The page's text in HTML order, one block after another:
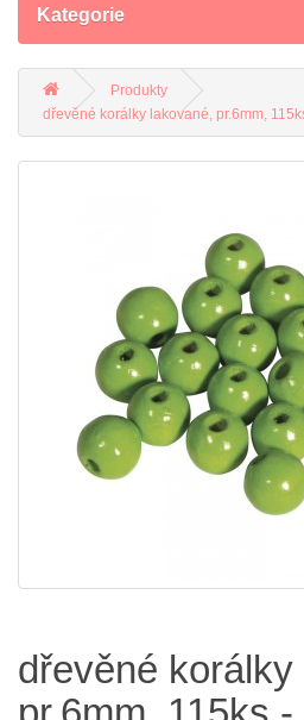
Kategorie
Produkty
dřevěné korálky lakované, pr.6mm,
dřevěné korálky